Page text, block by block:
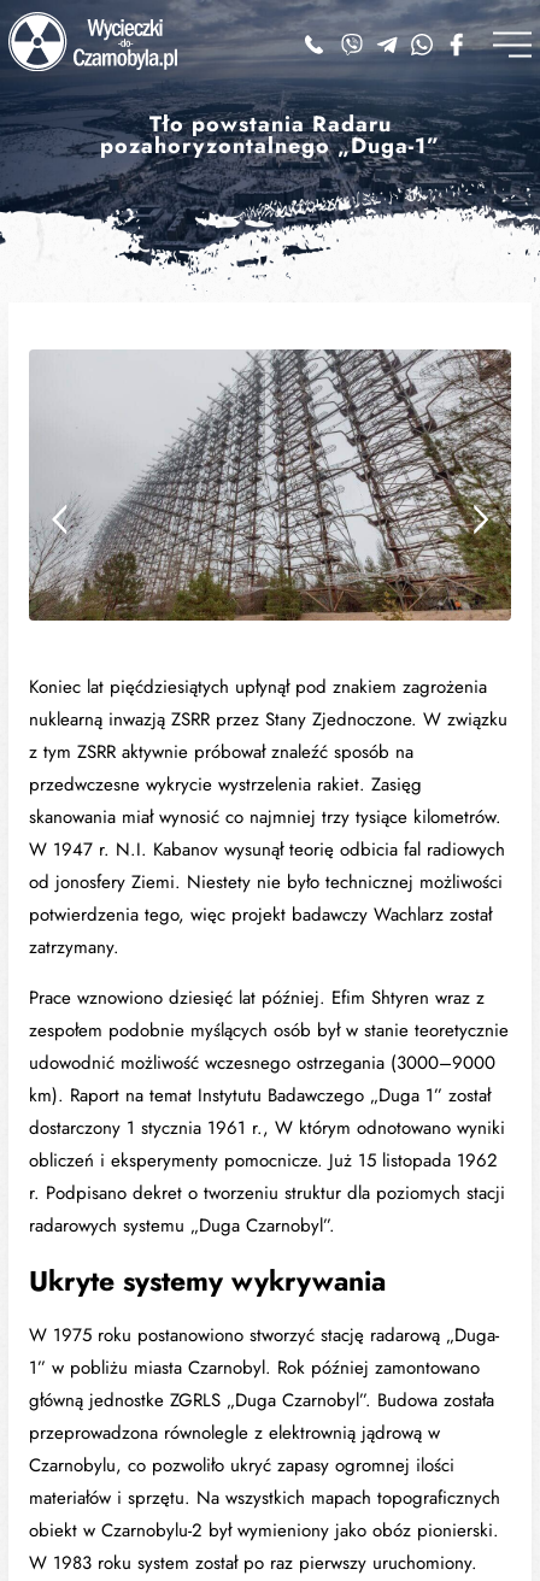
Tło powstania Radaru
pozahoryzontalnego „Duga-1”
Koniec lat pięćdziesiątych upłynął pod znakiem zagrożenia
nuklearną inwazją ZSRR przez Stany Zjednoczone. W związku
z tym ZSRR aktywnie próbował znaleźć sposób na
przedwczesne wykrycie wystrzelenia rakiet. Zasięg
skanowania miał wynosić co najmniej trzy tysiące kilometrów.
W 1947 r. N.I. Kabanov wysunął teorię odbicia fal radiowych
od jonosfery Ziemi. Niestety nie było technicznej możliwości
potwierdzenia tego, więc projekt badawczy Wachlarz został
zatrzymany.
Prace wznowiono dziesięć lat później. Efim Shtyren wraz z
zespołem podobnie myślących osób był w stanie teoretycznie
udowodnić możliwość wczesnego ostrzegania (3000–9000
km). Raport na temat Instytutu Badawczego „Duga 1” został
dostarczony 1 stycznia 1961 r., W którym odnotowano wyniki
obliczeń i eksperymenty pomocnicze. Już 15 listopada 1962
r. Podpisano dekret o tworzeniu struktur dla poziomych stacji
radarowych systemu „Duga Czarnobyl”.
Ukryte systemy wykrywania
W 1975 roku postanowiono stworzyć stację radarową „Duga-
1” w pobliżu miasta Czarnobyl. Rok później zamontowano
główną jednostke ZGRLS „Duga Czarnobyl”. Budowa została
przeprowadzona równolegle z elektrownią jądrową w
Czarnobylu, co pozwoliło ukryć zapasy ogromnej ilości
materiałów i sprzętu. Na wszystkich mapach topograficznych
obiekt w Czarnobylu-2 był wymieniony jako obóz pionierski.
W 1983 roku system został po raz pierwszy uruchomiony.